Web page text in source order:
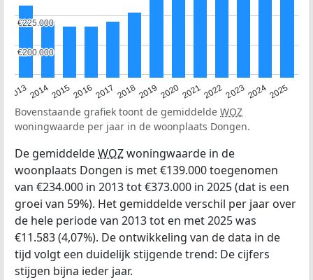
20132014201520162017 20182019 202020212022202320242025
€200.000
€200.000
€225.000
€225.000
Bovenstaande grafiek toont de gemiddelde WOZ
woningwaarde per jaar in de woonplaats Dongen.
De gemiddeldeWOZwoningwaarde in de
woonplaats Dongen is met €139.000 toegenomen
van €234.000 in 2013 tot €373.000 in 2025 (dat is een
groei van 59%). Het gemiddelde verschil per jaar over
de hele periode van 2013 tot en met 2025 was
€11.583 (4,07%). De ontwikkeling van de data in de
tijd volgt een duidelijk stijgende trend: De cijfers
stijgen bijna ieder jaar.